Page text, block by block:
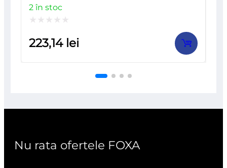
2 în stoc
la
223,14 lei
Nu rata ofertele FOXA